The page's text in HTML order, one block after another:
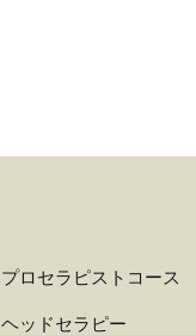
プロセラピストコース
ヘッドセラピー